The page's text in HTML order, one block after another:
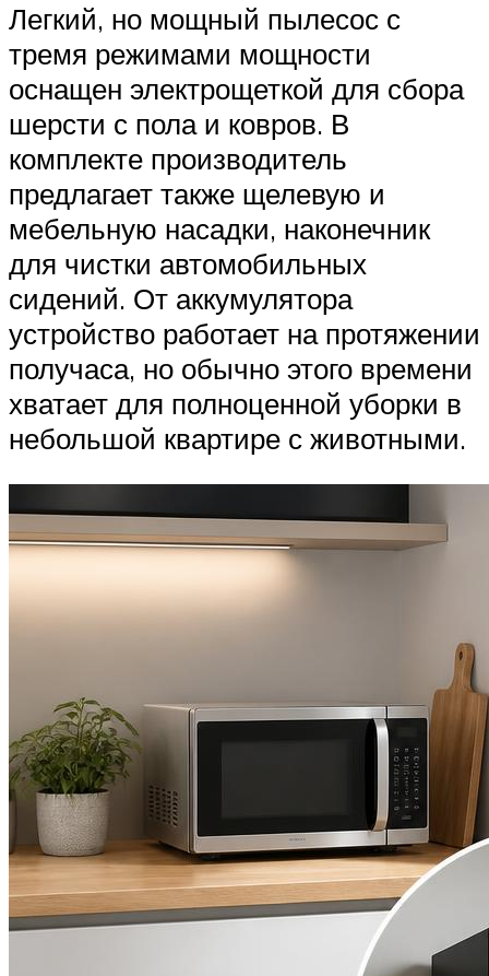
Легкий, но мощный пылесос с
тремя режимами мощности
оснащен электрощеткой для сбора
шерсти с пола и ковров. В
комплекте производитель
предлагает также щелевую и
мебельную насадки, наконечник
для чистки автомобильных
сидений. От аккумулятора
устройство работает на протяжении
получаса, но обычно этого времени
хватает для полноценной уборки в
небольшой квартире с животными.